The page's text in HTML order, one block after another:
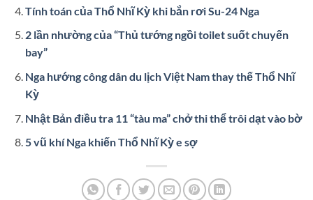
Tính toán của Thổ Nhĩ Kỳ khi bắn rơi Su-24 Nga
2 lần nhường của “Thủ tướng ngồi toilet suốt chuyến
bay”
Nga hướng công dân du lịch Việt Nam thay thế Thổ Nhĩ
Kỳ
Nhật Bản điều tra 11 “tàu ma” chở thi thể trôi dạt vào bờ
5 vũ khí Nga khiến Thổ Nhĩ Kỳ e sợ